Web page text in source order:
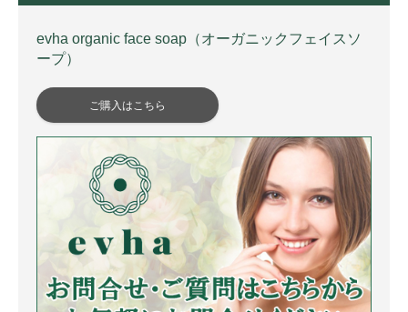
evha organic face soap（オーガニックフェイスソ
ープ）
ご購入はこちら